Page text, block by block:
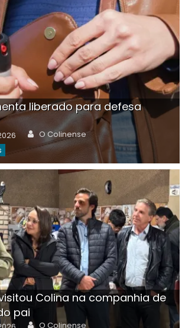
liberado para defesa
Author
O Colinense
Colina na companhia de
pai
Author
O Colinense